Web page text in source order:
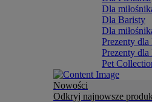
Dla
Dla Baristy
Dla
Prezenty dla
Prezenty
Pet
Nowości
Odkryj najnowsze